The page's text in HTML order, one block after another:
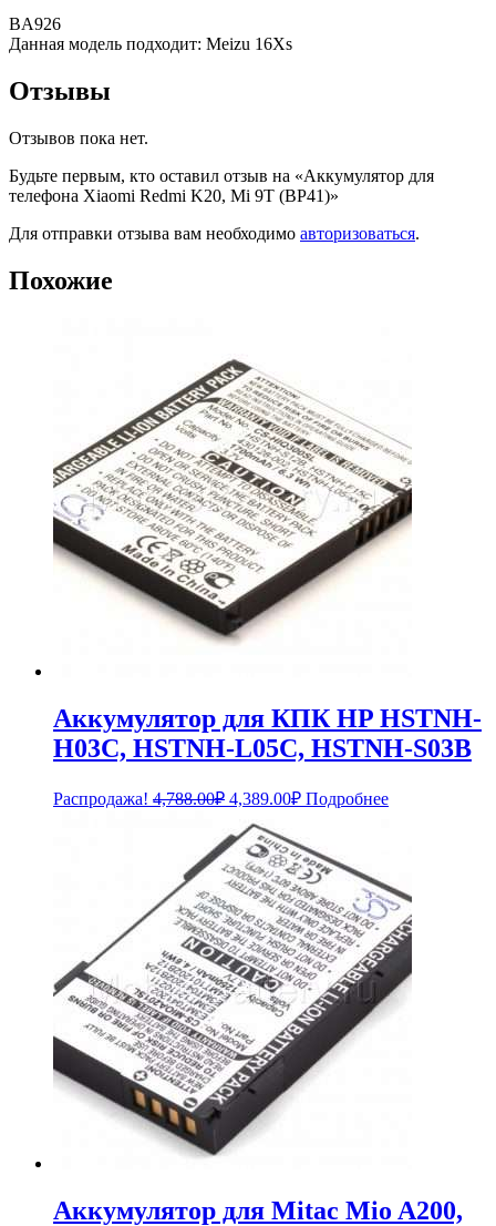
BA926
Данная модель подходит: Meizu 16Xs
Отзывы
Отзывов пока нет.
Будьте первым, кто оставил отзыв на «Аккумулятор для
телефона Xiaomi Redmi K20, Mi 9T (BP41)»
Для отправки отзыва вам необходимо авторизоваться.
Похожие
Аккумулятор для КПК HP HSTNH-
H03C, HSTNH-L05C, HSTNH-S03B
Распродажа! 4,788.00₽ Первоначальная
составляла
4,788.00₽.
4,389.00₽Текущая
цена:
Подробнее
Аккумулятор для Mitac Mio A200,